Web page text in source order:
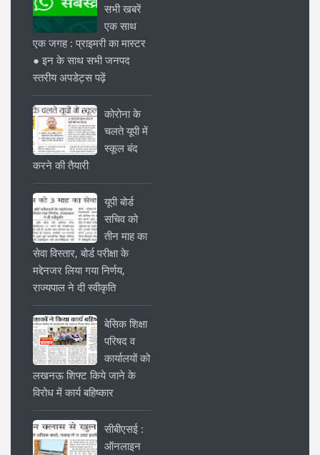
सभी खबरें
एक साथ
एक जगह : प्राइमरी का मास्टर
● इन के साथ सभी जनपद
स्तरीय अपडेट्स पढ़ें
कोरोना के
चलते यूपी में
स्कूल बंद
करने की तैयारी
यूपी बोर्ड
सचिव को
तीन माह का
सेवा विस्तार, बोर्ड परीक्षा के
मद्देनजर लिया गया निर्णय,
राज्यपाल ने दी स्वीकृति
बेसिक शिक्षा
परिषद व
कार्यालयों को
लखनऊ शिफ्ट किये जाने के
विरोध में कार्य बहिष्कार
सीबीएसई :
ऑनलाइन